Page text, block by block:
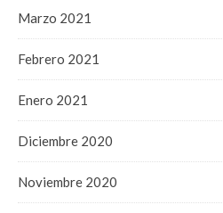
Marzo 2021
Febrero 2021
Enero 2021
Diciembre 2020
Noviembre 2020